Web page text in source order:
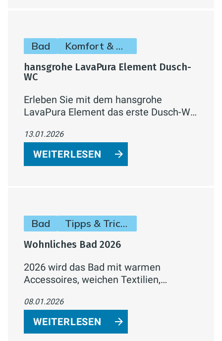
Bad Komfort & Hygiene
hansgrohe LavaPura Element Dusch-
WC
Erleben Sie mit dem hansgrohe
LavaPura Element das erste Dusch-WC
Reinigung, smartes Design und
nachhaltige Technologie vereinen sich
zu einem neuen Maß an Hygiene und
13.01.2026
WEITERLESEN
Bad Tipps & Tricks
Wohnliches Bad 2026
2026 wird das Bad mit warmen
Accessoires, weichen Textilien,
stimmungsvollem Licht immer mehr
zum wohnlichen Wohlfühlraum. Der
Trend geht klar zum „Spa at Home“ mit
08.01.2026
WEITERLESEN